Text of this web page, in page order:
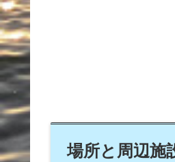
場所と周辺施